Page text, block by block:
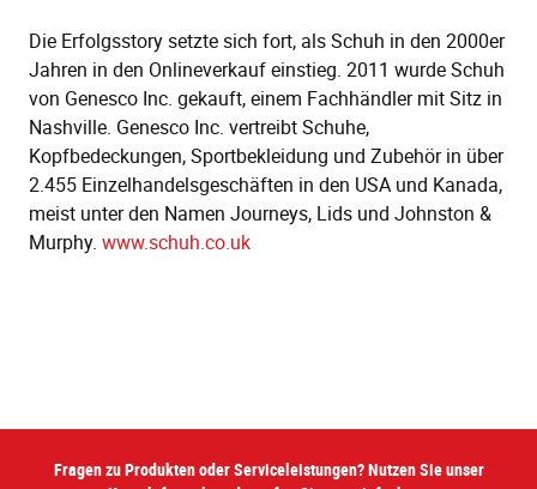
Die Erfolgsstory setzte sich fort, als Schuh in den 2000er
Jahren in den Onlineverkauf einstieg. 2011 wurde Schuh
von Genesco Inc. gekauft, einem Fachhändler mit Sitz in
Nashville. Genesco Inc. vertreibt Schuhe,
Kopfbedeckungen, Sportbekleidung und Zubehör in über
2.455 Einzelhandelsgeschäften in den USA und Kanada,
meist unter den Namen Journeys, Lids und Johnston &
Murphy. www.schuh.co.uk
Fragen zu Produkten oder Serviceleistungen? Nutzen Sie unser